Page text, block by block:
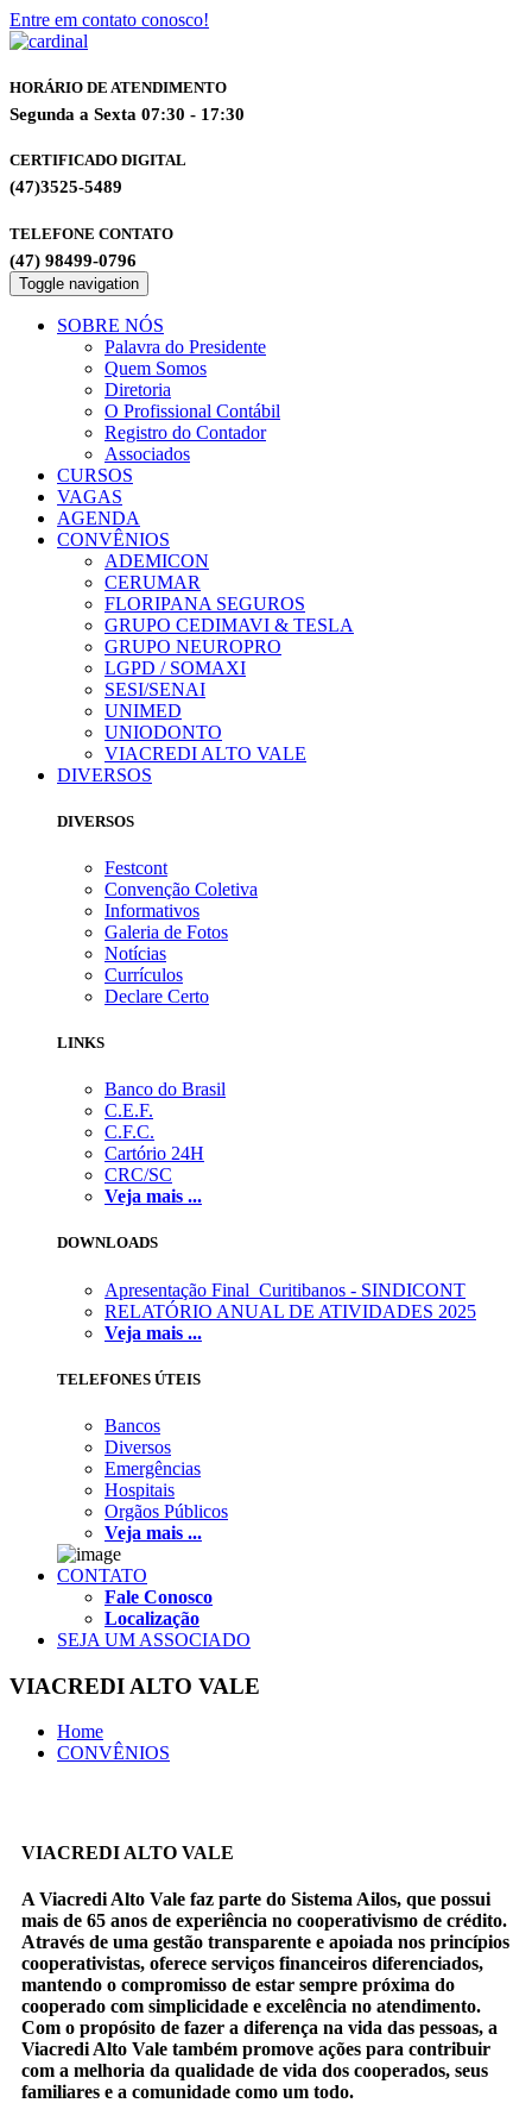
Entre em contato conosco!
HORÁRIO DE ATENDIMENTO
Segunda a Sexta 07:30 - 17:30
CERTIFICADO DIGITAL
(47)3525-5489
TELEFONE CONTATO
(47) 98499-0796
Toggle navigation
SOBRE NÓS
Palavra do Presidente
Quem Somos
Diretoria
O Profissional Contábil
Registro do Contador
Associados
CURSOS
VAGAS
AGENDA
CONVÊNIOS
ADEMICON
CERUMAR
FLORIPANA SEGUROS
GRUPO CEDIMAVI & TESLA
GRUPO NEUROPRO
LGPD / SOMAXI
SESI/SENAI
UNIMED
UNIODONTO
VIACREDI ALTO VALE
DIVERSOS
DIVERSOS
Festcont
Convenção Coletiva
Informativos
Galeria de Fotos
Notícias
Currículos
Declare Certo
LINKS
Banco do Brasil
C.E.F.
C.F.C.
Cartório 24H
CRC/SC
Veja mais ...
DOWNLOADS
Apresentação Final_Curitibanos - SINDICONT
RELATÓRIO ANUAL DE ATIVIDADES 2025
Veja mais ...
TELEFONES ÚTEIS
Bancos
Diversos
Emergências
Hospitais
Orgãos Públicos
Veja mais ...
CONTATO
Fale Conosco
Localização
SEJA UM ASSOCIADO
VIACREDI ALTO VALE
Home
CONVÊNIOS
VIACREDI ALTO VALE
A Viacredi Alto Vale faz parte do Sistema Ailos, que possui
mais de 65 anos de experiência no cooperativismo de crédito.
Através de uma gestão transparente e apoiada nos princípios
cooperativistas, oferece serviços financeiros diferenciados,
mantendo o compromisso de estar sempre próxima do
cooperado com simplicidade e excelência no atendimento.
Com o propósito de fazer a diferença na vida das pessoas, a
Viacredi Alto Vale também promove ações para contribuir
com a melhoria da qualidade de vida dos cooperados, seus
familiares e a comunidade como um todo.